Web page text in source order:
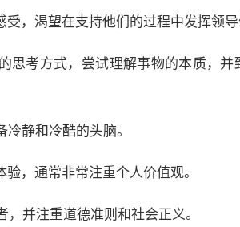
，渴望在支持他们的过程中发挥领导
思考方式，尝试理解事物的本质，并
静和冷酷的头脑。
，通常非常注重个人价值观。
并注重道德准则和社会正义。